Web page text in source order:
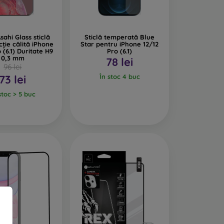
ușor, alege una cu strat oleofob. Este vorba
în același timp, este ușor de curățat.
oferă un nivel adecvat de protecție.
te că este compatibilă cu modelul specific al
variată de folii și sticle de protecție pentru
Glass sticlă
călită iPhone
(6.1) Duritate H9
0,3 mm
96 lei
73 lei
> 5 buc
Sticlă temperată Blue
Star pentru iPhone 12/12
Pro (6.1)
78 lei
În stoc 4 buc